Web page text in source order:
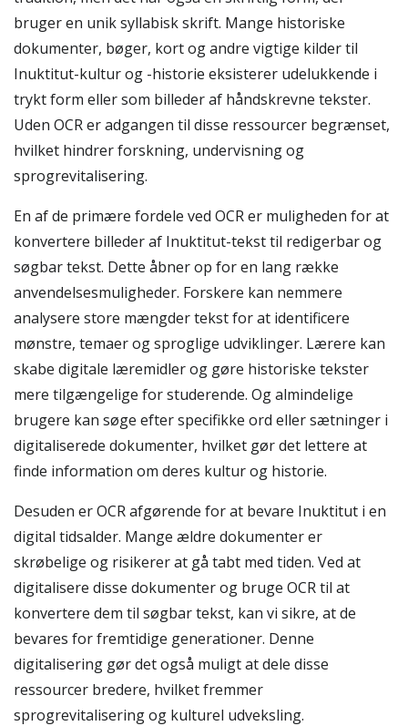
bruger en unik syllabisk skrift. Mange historiske
dokumenter, bøger, kort og andre vigtige kilder til
Inuktitut-kultur og -historie eksisterer udelukkende i
trykt form eller som billeder af håndskrevne tekster.
Uden OCR er adgangen til disse ressourcer begrænset,
hvilket hindrer forskning, undervisning og
sprogrevitalisering.
En af de primære fordele ved OCR er muligheden for at
konvertere billeder af Inuktitut-tekst til redigerbar og
søgbar tekst. Dette åbner op for en lang række
anvendelsesmuligheder. Forskere kan nemmere
analysere store mængder tekst for at identificere
mønstre, temaer og sproglige udviklinger. Lærere kan
skabe digitale læremidler og gøre historiske tekster
mere tilgængelige for studerende. Og almindelige
brugere kan søge efter specifikke ord eller sætninger i
digitaliserede dokumenter, hvilket gør det lettere at
finde information om deres kultur og historie.
Desuden er OCR afgørende for at bevare Inuktitut i en
digital tidsalder. Mange ældre dokumenter er
skrøbelige og risikerer at gå tabt med tiden. Ved at
digitalisere disse dokumenter og bruge OCR til at
konvertere dem til søgbar tekst, kan vi sikre, at de
bevares for fremtidige generationer. Denne
digitalisering gør det også muligt at dele disse
ressourcer bredere, hvilket fremmer
sprogrevitalisering og kulturel udveksling.